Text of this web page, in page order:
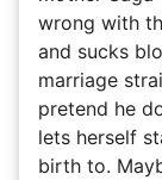
wrong with
and sucks
marriage
pretend he
lets herself
birth to.